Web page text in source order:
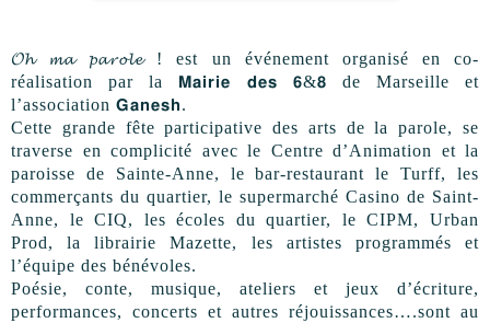
𝓞𝓱 𝓶𝓪 𝓹𝓪𝓻𝓸𝓵𝓮 ! est un événement organisé en co-
réalisation par la 𝗠𝗮𝗶𝗿𝗶𝗲 𝗱𝗲𝘀 𝟲&𝟴 de Marseille et
l’association 𝗚𝗮𝗻𝗲𝘀𝗵.
Cette grande fête participative des arts de la parole, se
traverse en complicité avec le Centre d’Animation et la
paroisse de Sainte-Anne, le bar-restaurant le Turff, les
commerçants du quartier, le supermarché Casino de Saint-
Anne, le CIQ, les écoles du quartier, le CIPM, Urban
Prod, la librairie Mazette, les artistes programmés et
l’équipe des bénévoles.
Poésie, conte, musique, ateliers et jeux d’écriture,
performances, concerts et autres réjouissances….sont au